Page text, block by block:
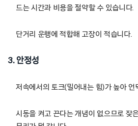
드는 시간과 비용을 절약할 수 있습니다.
단거리 운행에 적합해 고장이 적습니다.
3. 안정성
저속에서의 토크(밀어내는 힘)가 높아 언
시동을 켜고 끈다는 개념이 없으므로 잦